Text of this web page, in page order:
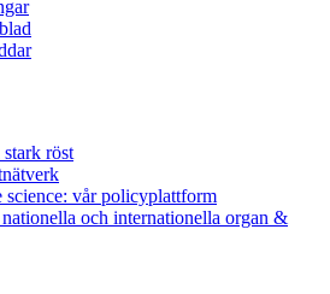
röst
vår policyplattform
och internationella organ &